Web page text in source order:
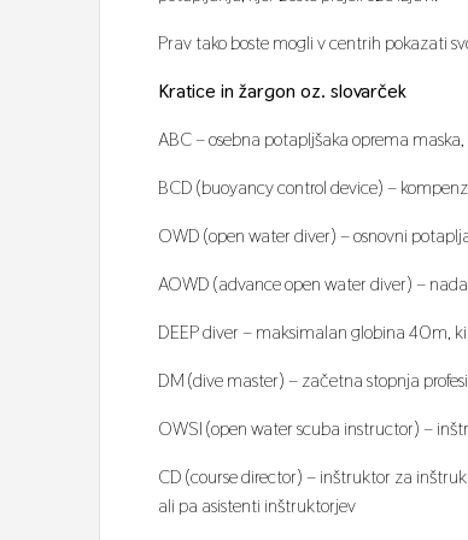
Prav tako boste mogli v centrih pokazati
Kratice in žargon oz. slovarček
ABC – osebna potapljšaka oprema
BCD (buoyancy control device) –
OWD (open water diver) – osnovni
AOWD (advance open water diver) –
DEEP diver – maksimalan globina 40m,
DM (dive master) – začetna stopnja
OWSI (open water scuba instructor) –
CD (course director) – inštruktor za
ali pa asistenti inštruktorjev